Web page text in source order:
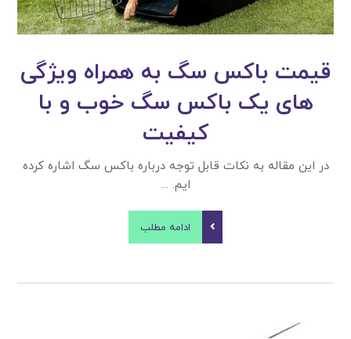
قیمت باکس سگ به همراه ویژگی
های یک باکس سگ خوب و با
کیفیت
در این مقاله به نکات قابل توجه درباره باکس سگ اشاره کرده
ایم. ...
ادامه مطلب